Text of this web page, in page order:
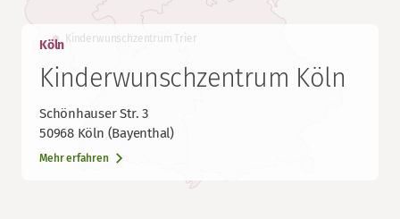
Kinderwunschzentrum Trier
Köln
Kinderwunschzentrum Köln
Schönhauser Str. 3
50968 Köln (Bayenthal)
Mehr erfahren